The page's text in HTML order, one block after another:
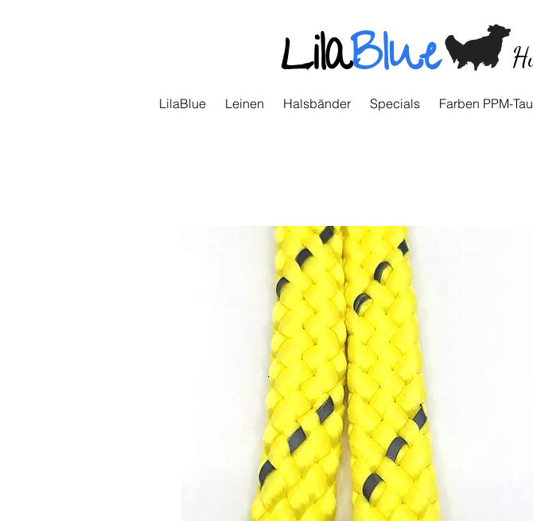
LilaBlue
LilaBlue Leinen Halsbänder Specials Farben PPM-Tau